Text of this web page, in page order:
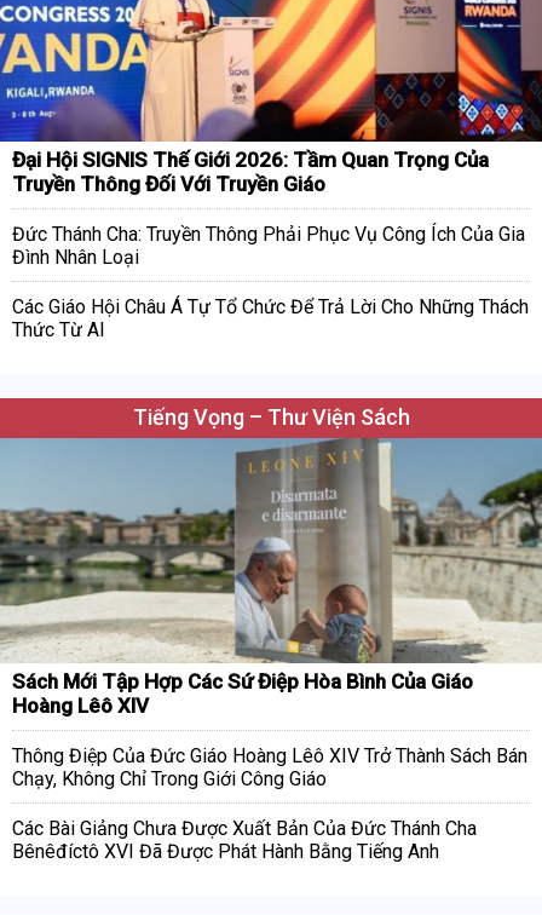
Đại Hội SIGNIS Thế Giới 2026: Tầm Quan Trọng Của
Truyền Thông Đối Với Truyền Giáo
Đức Thánh Cha: Truyền Thông Phải Phục Vụ Công Ích Của Gia
Đình Nhân Loại
Các Giáo Hội Châu Á Tự Tổ Chức Để Trả Lời Cho Những Thách
Thức Từ AI
Tiếng Vọng – Thư Viện Sách
Sách Mới Tập Hợp Các Sứ Điệp Hòa Bình Của Giáo
Hoàng Lêô XIV
Thông Điệp Của Đức Giáo Hoàng Lêô XIV Trở Thành Sách Bán
Chạy, Không Chỉ Trong Giới Công Giáo
Các Bài Giảng Chưa Được Xuất Bản Của Đức Thánh Cha
Bênêđíctô XVI Đã Được Phát Hành Bằng Tiếng Anh